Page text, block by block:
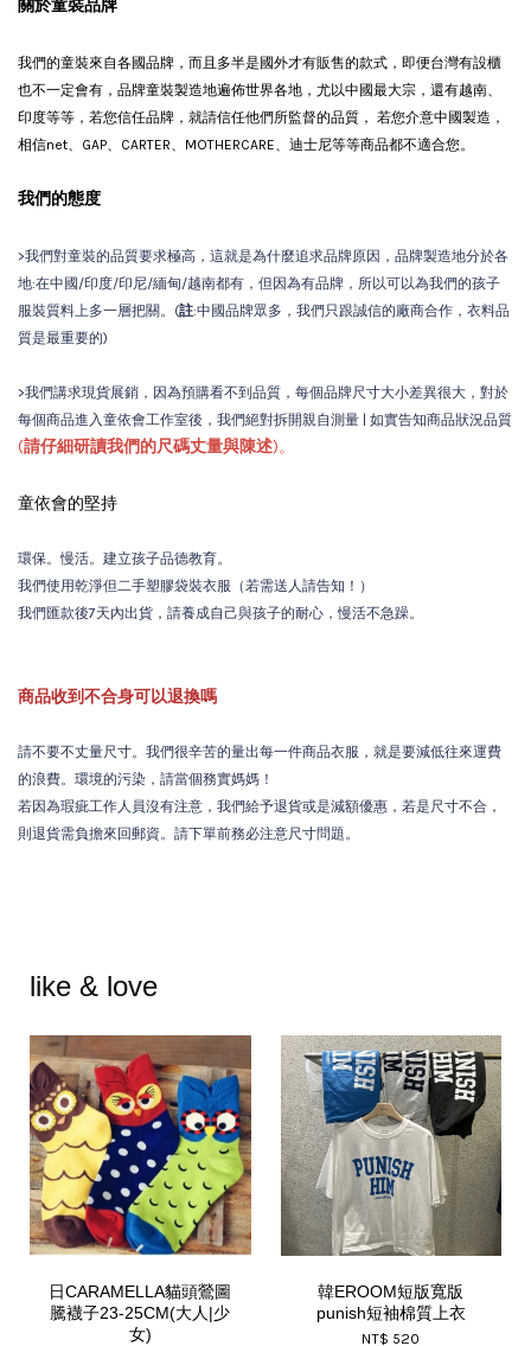
關於童裝品牌
我們的童裝來自各國品牌，而且多半是國外才有販售的款式，即便台灣有設櫃
也不一定會有 ，品牌童裝製造地遍佈世界各地，尤以中國最大宗，還有越南、
印度等等，若您信任品牌，就請信任他們所監督的品質， 若您介意中國製造，
相信net、GAP、CARTER、MOTHERCARE、迪士尼等等商品都不適合您。
我們的態度
>我們對童裝的品質要求極高，這就是為什麼追求品牌原因，品牌製造地分於各
地:在中國/印度/印尼/緬甸/越南都有，但因為有品牌，所以可以為我們的孩子
服裝質料上多一層把關。(註:中國品牌眾多，我們只跟誠信的廠商合作，衣料品
質是最重要的)
>我們講求現貨展銷，因為預購看不到品質，每個品牌尺寸大小差異很大，對於
每個商品進入童依會工作室後，我們絕對拆開親自測量 | 如實告知商品狀況品質
(請仔細研讀我們的尺碼丈量與陳述)。
童依會的堅持
環保。慢活。建立孩子品德教育。
我們使用乾淨但二手塑膠袋裝衣服（若需送人請告知！）
我們匯款後7天內出貨，請養成自己與孩子的耐心，慢活不急躁。
商品收到不合身可以退換嗎
請不要不丈量尺寸。我們很辛苦的量出每一件商品衣服，就是要減低往來運費
的浪費。環境的污染，請當個務實媽媽！
若因為瑕疵工作人員沒有注意，我們給予退貨或是減額優惠，若是尺寸不合，
則退貨需負擔來回郵資。請下單前務必注意尺寸問題。
like & love
日CARAMELLA貓頭鶯圖
騰襪子23-25CM(大人|少
女)
韓EROOM短版寬版
punish短袖棉質上衣
NT$ 520